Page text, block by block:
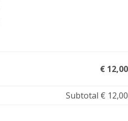
€ 12,00
Subtotal € 12,00